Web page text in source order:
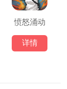
愤怒涌动
详情